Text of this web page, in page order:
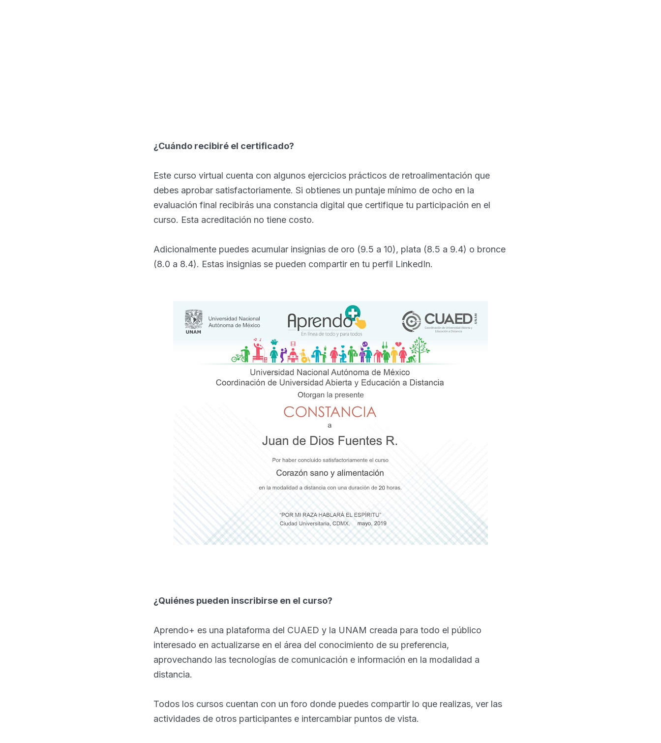
¿Cuándo recibiré el certificado?
Este curso virtual cuenta con algunos ejercicios prácticos de retroalimentación que
debes aprobar satisfactoriamente. Si obtienes un puntaje mínimo de ocho en la
evaluación final recibirás una constancia digital que certifique tu participación en el
curso. Esta acreditación no tiene costo.
Adicionalmente puedes acumular insignias de oro (9.5 a 10), plata (8.5 a 9.4) o bronce
(8.0 a 8.4). Estas insignias se pueden compartir en tu perfil LinkedIn.
¿Quiénes pueden inscribirse en el curso?
Aprendo+ es una plataforma del CUAED y la UNAM creada para todo el público
interesado en actualizarse en el área del conocimiento de su preferencia,
aprovechando las tecnologías de comunicación e información en la modalidad a
distancia.
Todos los cursos cuentan con un foro donde puedes compartir lo que realizas, ver las
actividades de otros participantes e intercambiar puntos de vista.